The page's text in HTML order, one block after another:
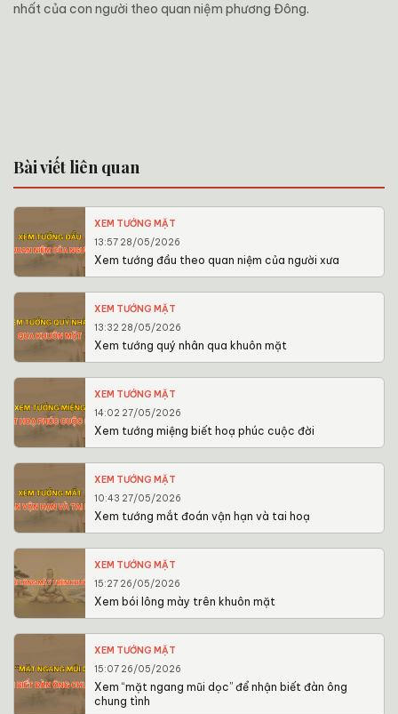
nhất của con người theo quan niệm phương Đông.
Bài viết liên quan
XEM TƯỚNG MẶT
13:57 28/05/2026
Xem tướng đầu theo quan niệm của người xưa
XEM TƯỚNG MẶT
13:32 28/05/2026
Xem tướng quý nhân qua khuôn mặt
XEM TƯỚNG MẶT
14:02 27/05/2026
Xem tướng miệng biết hoạ phúc cuộc đời
XEM TƯỚNG MẶT
10:43 27/05/2026
Xem tướng mắt đoán vận hạn và tai hoạ
XEM TƯỚNG MẶT
15:27 26/05/2026
Xem bói lông mày trên khuôn mặt
XEM TƯỚNG MẶT
15:07 26/05/2026
Xem “mặt ngang mũi dọc” để nhận biết đàn ông
chung tình